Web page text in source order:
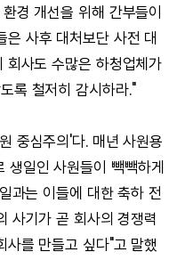
경 개선을 위해 간부들이
은 사후 대처보단 사전 대
회사도 수많은 하청업체가
록 철저히 감시하라."
중심주의'다. 매년 사원용
생일인 사원들이 빽빽하게
과는 이들에 대한 축하 전
사기가 곧 회사의 경쟁력
사를 만들고 싶다"고 말했